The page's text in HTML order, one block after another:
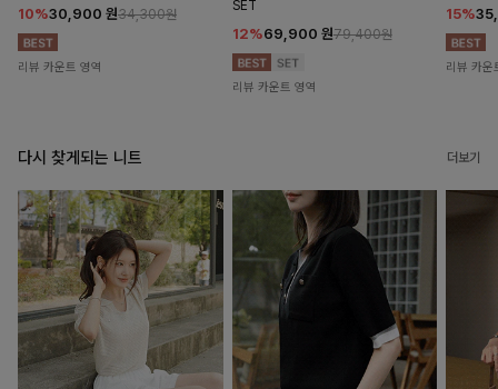
10%30,900 원34,300원
리뷰 카운트 영역
SET
12%69,900 원79,400원
리뷰 카운트 영역
15%
리뷰 카운
다시 찾게되는 니트 더보기